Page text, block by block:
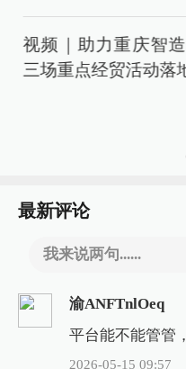
视频｜助力重庆智
三场重点经贸活动落
最新评论
我来说两句......
渝ANFTnlOeq
平台能不能管管
2026-05-15 09:57